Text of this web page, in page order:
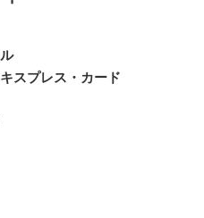
スプレス・カード